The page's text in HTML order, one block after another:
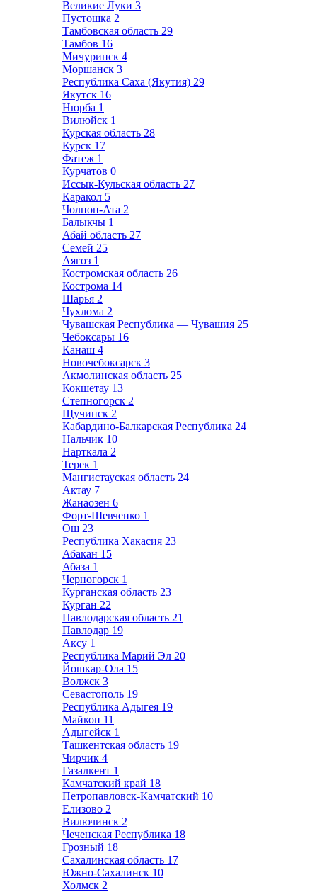
Великие Луки 3
Пустошка 2
Тамбовская область 29
Тамбов 16
Мичуринск 4
Моршанск 3
Республика Саха (Якутия) 29
Якутск 16
Нюрба 1
Вилюйск 1
Курская область 28
Курск 17
Фатеж 1
Курчатов 0
Иссык-Кульская область 27
Каракол 5
Чолпон-Ата 2
Балыкчы 1
Абай область 27
Семей 25
Аягоз 1
Костромская область 26
Кострома 14
Шарья 2
Чухлома 2
Чувашская Республика — Чувашия 25
Чебоксары 16
Канаш 4
Новочебоксарск 3
Акмолинская область 25
Кокшетау 13
Степногорск 2
Щучинск 2
Кабардино-Балкарская Республика 24
Нальчик 10
Нарткала 2
Терек 1
Мангистауская область 24
Актау 7
Жанаозен 6
Форт-Шевченко 1
Ош 23
Республика Хакасия 23
Абакан 15
Абаза 1
Черногорск 1
Курганская область 23
Курган 22
Павлодарская область 21
Павлодар 19
Аксу 1
Республика Марий Эл 20
Йошкар-Ола 15
Волжск 3
Севастополь 19
Республика Адыгея 19
Майкоп 11
Адыгейск 1
Ташкентская область 19
Чирчик 4
Газалкент 1
Камчатский край 18
Петропавловск-Камчатский 10
Елизово 2
Вилючинск 2
Чеченская Республика 18
Грозный 18
Сахалинская область 17
Южно-Сахалинск 10
Холмск 2